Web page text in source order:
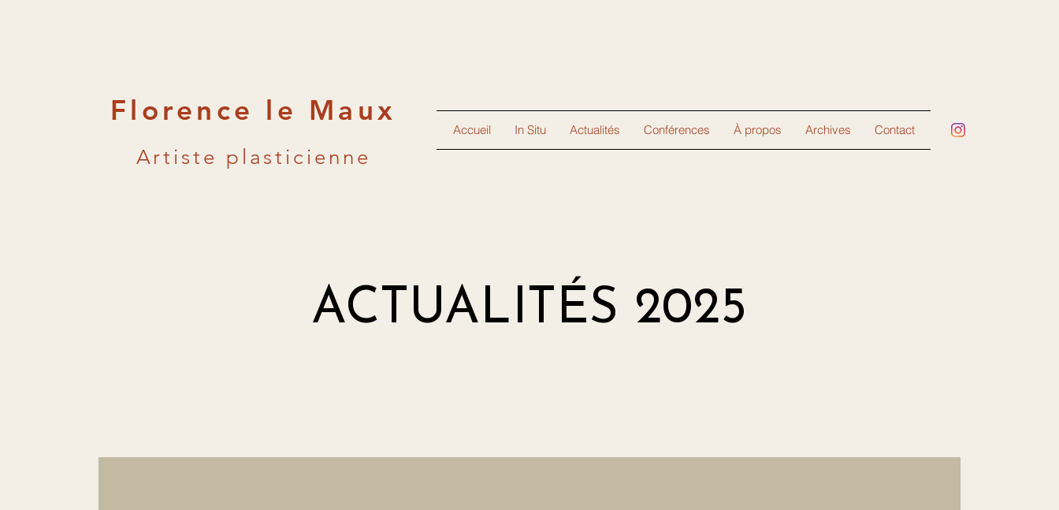
Florence le Maux
Artiste plasticienne
Accueil In Situ Actualités Conférences À propos Archives Contact
ACTUALITÉS 2025
ACTUALITÉS 2025